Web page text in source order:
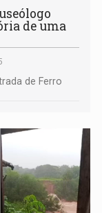
de uma
de Ferro